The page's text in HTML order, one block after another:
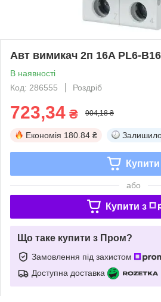
Авт вимикач 2п 16A PL6-
В наявності
Код: 286555
Роздріб
723,34 ₴ 904,18 ₴
Економія 180.84 ₴
Купити
або
Купити з
Що таке купити з Пром?
Замовлення під захистом
Доступна доставка